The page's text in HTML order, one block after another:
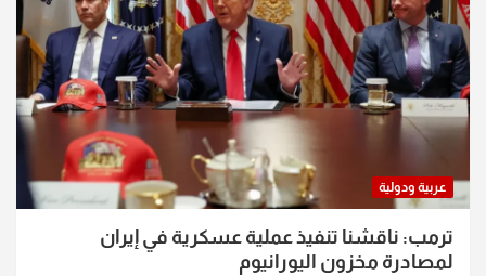
عربية ودولية
ترمب: ناقشنا تنفيذ عملية عسكرية في إيران
لمصادرة مخزون اليورانيوم